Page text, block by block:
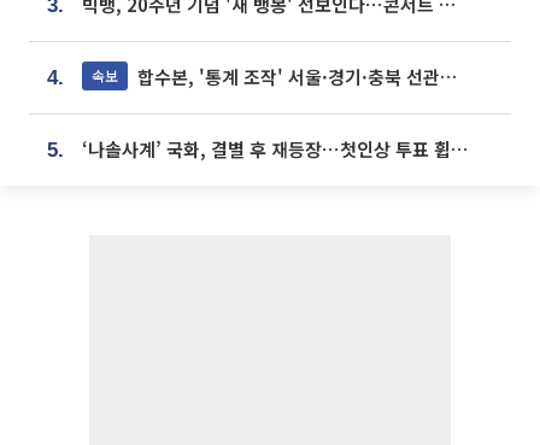
3.
4. 속보 합수본, '통계 조작' 서울·경기·충북 선관위 등 추가 압수수색
5. ‘나솔사계’ 국화, 결별 후 재등장⋯첫인상 투표 휩쓸고 ‘인기녀’ 등극